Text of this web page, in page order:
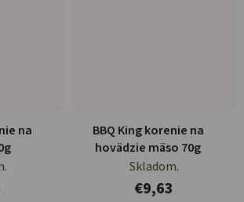
na
BBQ King korenie na
hovädzie mäso 70g
Skladom.
€9,63